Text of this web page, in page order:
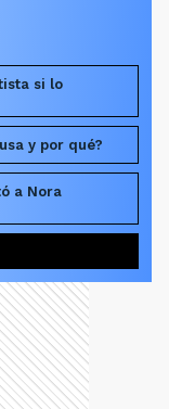
si lo
y por qué?
a Nora